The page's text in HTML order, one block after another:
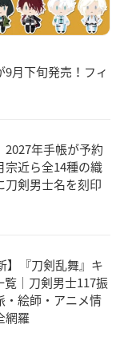
9月下旬発売！フィ
2027年手帳が予約
宗近ら全14種の織
刀剣男士名を刻印
】『刀剣乱舞』キ
覧｜刀剣男士117振
・絵師・アニメ情
網羅